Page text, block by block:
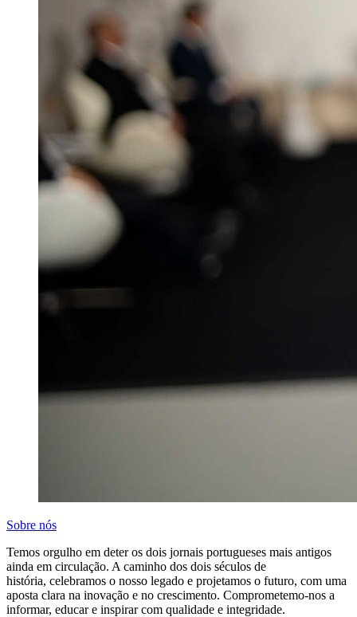
Sobre nós
Temos orgulho em deter os dois jornais portugueses mais antigos
ainda em circulação. A caminho dos dois séculos de
história, celebramos o nosso legado e projetamos o futuro, com uma
aposta clara na inovação e no crescimento. Comprometemo-nos a
informar, educar e inspirar com qualidade e integridade.